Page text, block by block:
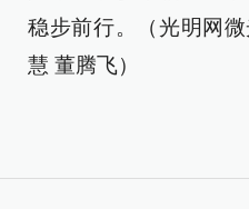
稳步前行。（光明网
慧 董腾飞）